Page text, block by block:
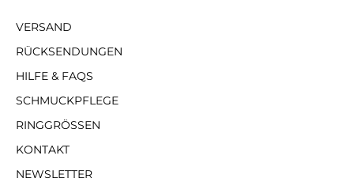
VERSAND
RÜCKSENDUNGEN
HILFE & FAQS
SCHMUCKPFLEGE
RINGGRÖSSEN
KONTAKT
NEWSLETTER